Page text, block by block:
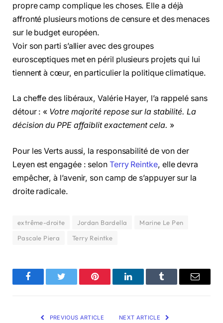
propre camp complique les choses. Elle a déjà
affronté plusieurs motions de censure et des menaces
sur le budget européen.
Voir son parti s’allier avec des groupes
eurosceptiques met en péril plusieurs projets qui lui
tiennent à cœur, en particulier la politique climatique.
La cheffe des libéraux, Valérie Hayer, l’a rappelé sans
détour : « Votre majorité repose sur la stabilité. La
décision du PPE affaiblit exactement cela. »
Pour les Verts aussi, la responsabilité de von der
Leyen est engagée : selon Terry Reintke, elle devra
empêcher, à l’avenir, son camp de s’appuyer sur la
droite radicale.
extrême-droite Jordan Bardella
Marine Le Pen
Pascale Piera
Terry Reintke
FacebookTwitter Pinterest LinkedInTumblr Email
PREVIOUS ARTICLE NEXT ARTICLE